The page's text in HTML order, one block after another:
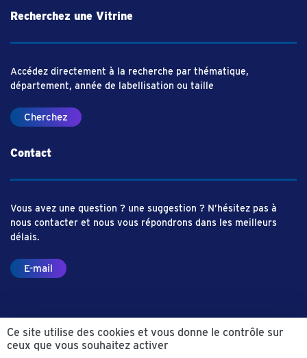
Recherchez une Vitrine
Accédez directement à la recherche par thématique,
département, année de labellisation ou taille
Cherchez
Contact
Vous avez une question ? une suggestion ? N’hésitez pas à
nous contacter et nous vous répondrons dans les meilleurs
délais.
E-mail
© Aliance Industrie du Futur – 2019
Ce site utilise des cookies et vous donne le contrôle sur
ceux que vous souhaitez activer